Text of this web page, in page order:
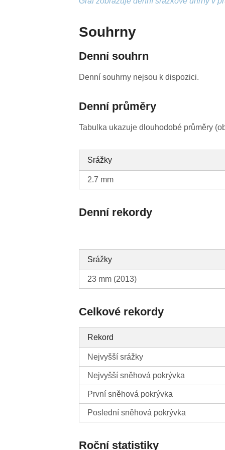
Souhrny
Denní souhrn
Denní souhrny nejsou k dispozici.
Denní průměry
Tabulka ukazuje dlouhodobé průměry
Srážky
2.7 mm
Denní rekordy
Srážky
23 mm (2013)
Celkové rekordy
Rekord
Nejvyšší srážky
Nejvyšší sněhová pokrývka
První sněhová pokrývka
Poslední sněhová pokrývka
Roční statistiky